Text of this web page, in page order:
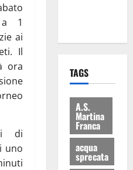
a 1
ai
Il
ora
di
uno
TAGS
A.S.
Martina
Franca
acqua
sprecata